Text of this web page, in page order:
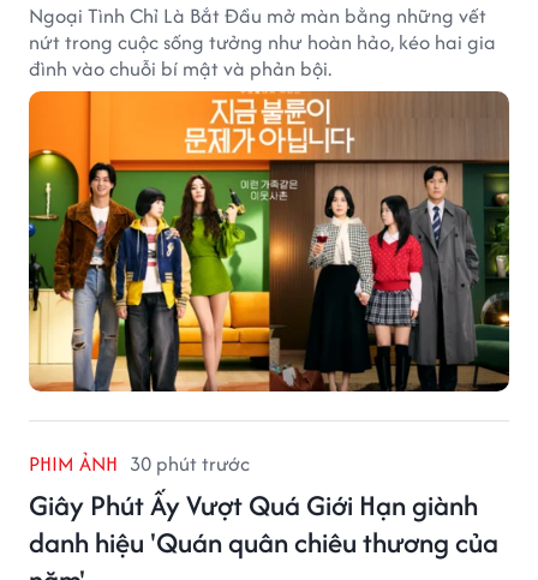
Ngoại Tình Chỉ Là Bắt Đầu mở màn bằng những vết
nứt trong cuộc sống tưởng như hoàn hảo, kéo hai gia
đình vào chuỗi bí mật và phản bội.
PHIM ẢNH 30 phút trước
Giây Phút Ấy Vượt Quá Giới Hạn giành
danh hiệu 'Quán quân chiêu thương của